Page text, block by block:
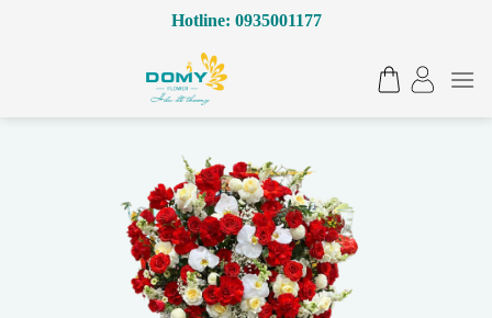
Hotline: 0935001177